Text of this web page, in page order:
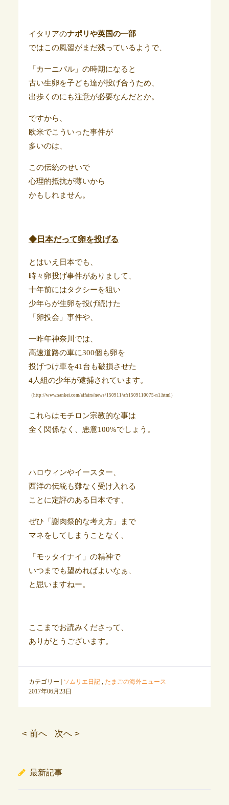
イタリアのナポリや英国の一部
ではこの風習がまだ残っているようで、
「カーニバル」の時期になると
古い生卵を子ども達が投げ合うため、
出歩くのにも注意が必要なんだとか。
ですから、
欧米でこういった事件が
多いのは、
この伝統のせいで
心理的抵抗が薄いから
かもしれません。
◆日本だって卵を投げる
とはいえ日本でも、
時々卵投げ事件がありまして、
十年前にはタクシーを狙い
少年らが生卵を投げ続けた
「卵投会」事件や、
一昨年神奈川では、
高速道路の車に300個も卵を
投げつけ車を41台も破損させた
4人組の少年が逮捕されています。
（http://www.sankei.com/affairs/news/150911/afr1509110075-n1.html）
これらはモチロン宗教的な事は
全く関係なく、悪意100%でしょう。
ハロウィンやイースター、
西洋の伝統も難なく受け入れる
ことに定評のある日本です、
ぜひ「謝肉祭的な考え方」まで
マネをしてしまうことなく、
「モッタイナイ」の精神で
いつまでも望めればよいなぁ、
と思いますねー。
ここまでお読みくださって、
ありがとうございます。
カテゴリー | ソムリエ日記, たまごの海外ニュース
2017年06月23日
< 前へ 次へ >
最新記事